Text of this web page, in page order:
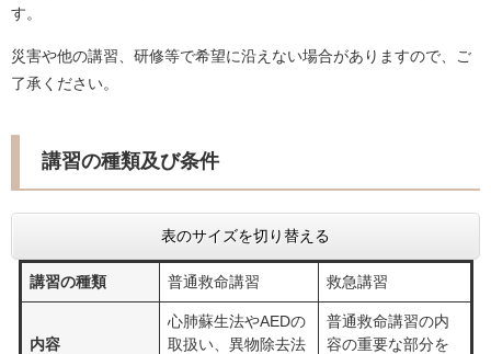
す。
災害や他の講習、研修等で希望に沿えない場合がありますので、ご
了承ください。
講習の種類及び条件
表のサイズを切り替える
講習の種類 普通救命講習 救急講習
内容
心肺蘇生法やAEDの
取扱い、異物除去法
普通救命講習の内
容の重要な部分を